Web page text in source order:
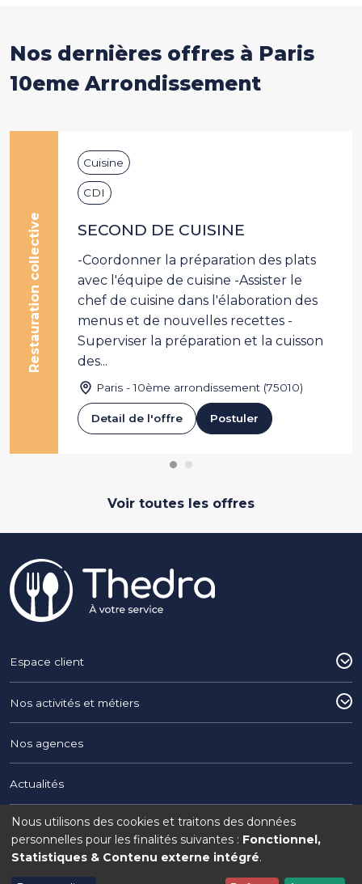
Nos dernières offres
Nos dernières offres à Paris
10eme Arrondissement
Restauration collective
Cuisine
CDI
SECOND DE CUISINE
-Coordonner la préparation des plats
avec l'équipe de cuisine -Assister le
chef de cuisine dans l'élaboration des
menus et de nouvelles recettes -
Superviser la préparation et la cuisson
des...
Paris - 10ème arrondissement (75010)
Detail de l'offre Postuler
Voir toutes les offres
Espace client
Nos activités et métiers
Nos agences
Actualités
Copyright © 2026 THEDRA du Groupe Interaction
Legal menu
Mentions légalesPolitique de confidentialitéPolitique de cookies
Utilisation
des
Nous utilisons des cookies et traitons des données
personnelles pour les finalités suivantes : Fonctionnel,
Statistiques & Contenu externe intégré.